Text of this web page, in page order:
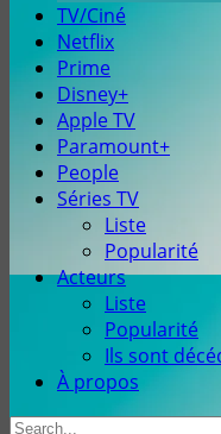
TV/Ciné
Netflix
Prime
Disney+
Apple TV
Paramount+
People
Séries TV
Liste
Popularité
Acteurs
Liste
Popularité
Ils sont
À propos